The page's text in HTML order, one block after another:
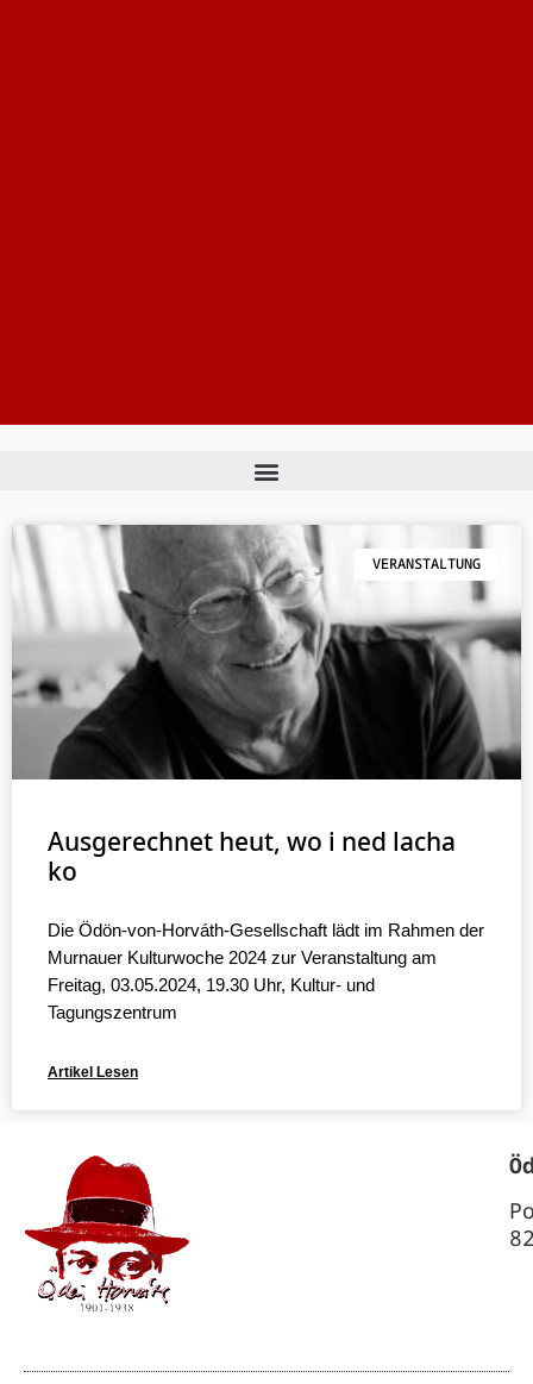
VERANSTALTUNG
Ausgerechnet heut, wo i ned lacha
ko
Die Ödön-von-Horváth-Gesellschaft lädt im Rahmen der
Murnauer Kulturwoche 2024 zur Veranstaltung am
Freitag, 03.05.2024, 19.30 Uhr, Kultur- und
Tagungszentrum
Artikel Lesen